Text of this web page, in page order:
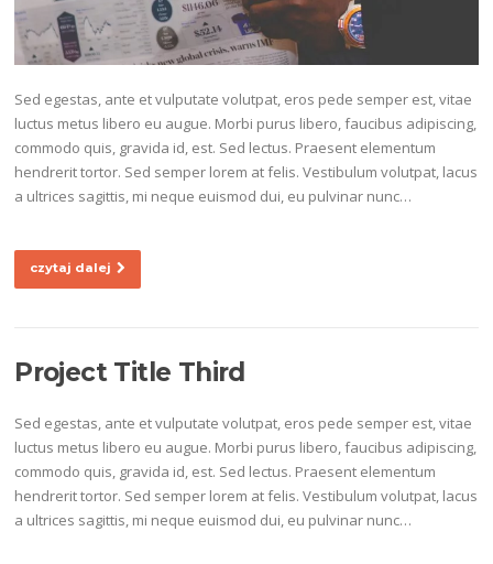
Sed egestas, ante et vulputate volutpat, eros pede semper est, vitae
luctus metus libero eu augue. Morbi purus libero, faucibus adipiscing,
commodo quis, gravida id, est. Sed lectus. Praesent elementum
hendrerit tortor. Sed semper lorem at felis. Vestibulum volutpat, lacus
a ultrices sagittis, mi neque euismod dui, eu pulvinar nunc…
czytaj dalej
Project Title Third
Sed egestas, ante et vulputate volutpat, eros pede semper est, vitae
luctus metus libero eu augue. Morbi purus libero, faucibus adipiscing,
commodo quis, gravida id, est. Sed lectus. Praesent elementum
hendrerit tortor. Sed semper lorem at felis. Vestibulum volutpat, lacus
a ultrices sagittis, mi neque euismod dui, eu pulvinar nunc…